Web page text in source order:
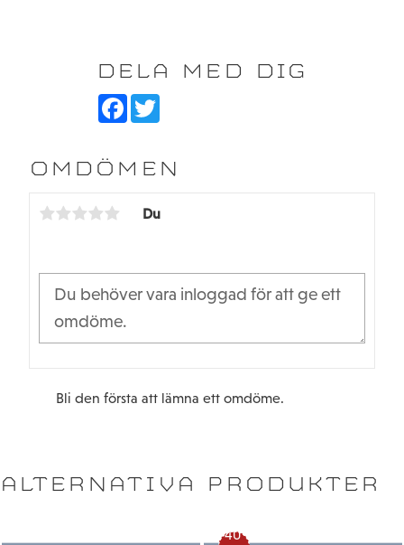
DELA MED DIG
F
b
o
T
t
e
OMDÖMEN
Du
Bli den första att lämna ett omdöme.
ALTERNATIVA PRODUKTER
40